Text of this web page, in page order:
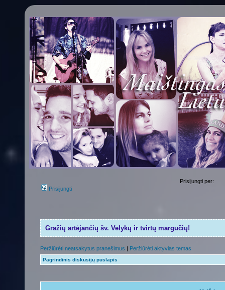
Prisijungti
Prisijungti per:
Gražių artėjančių šv. Velykų ir tvirtų margučių!
Peržiūrėti neatsakytus pranešimus | Peržiūrėti aktyvias temas
Pagrindinis diskusijų puslapis